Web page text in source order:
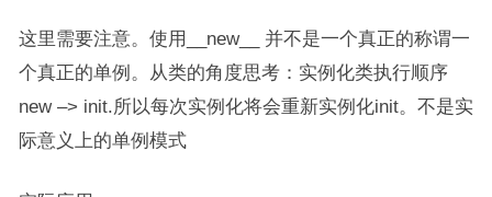
这里需要注意。使用__new__ 并不是一个真正的称谓一
个真正的单例。从类的角度思考：实例化类执行顺序
new –> init.所以每次实例化将会重新实例化init。不是实
际意义上的单例模式